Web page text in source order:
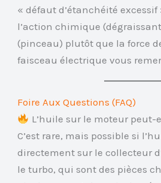
« défaut d’étanchéité excessif
l’action chimique
(pinceau) plutôt que la force
faisceau électrique vous
Foire Aux Questions (FAQ)
L’huile sur le moteur peut-
C’est rare, mais possible si
directement sur le collecteur
le turbo, qui sont des pièces